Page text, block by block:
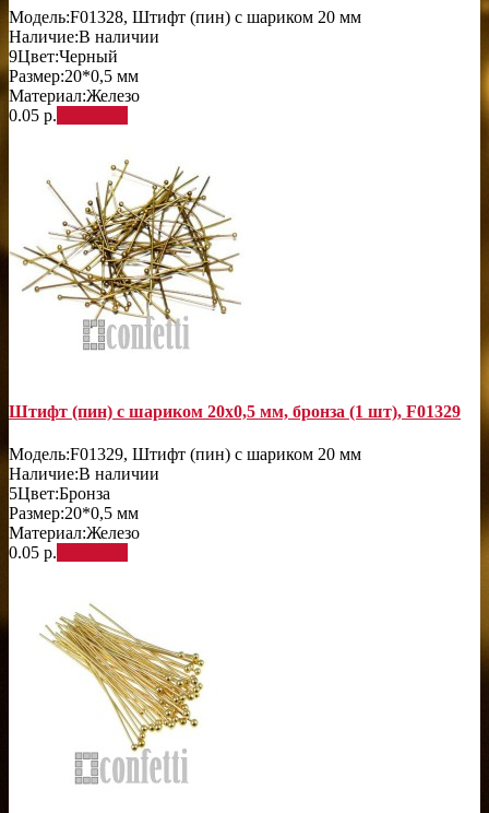
Модель:F01328, Штифт (пин) с шариком 20 мм
Наличие:В наличии
9Цвет:Черный
Размер:20*0,5 мм
Материал:Железо
0.05 р.
Штифт (пин) с шариком 20х0,5 мм, бронза (1 шт), F01329
Модель:F01329, Штифт (пин) с шариком 20 мм
Наличие:В наличии
5Цвет:Бронза
Размер:20*0,5 мм
Материал:Железо
0.05 р.